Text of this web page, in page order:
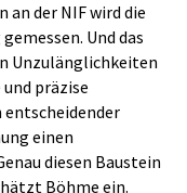
an der NIF wird die
Und das
Unzulänglichkeiten
präzise
einen
diesen Baustein
Böhme ein.